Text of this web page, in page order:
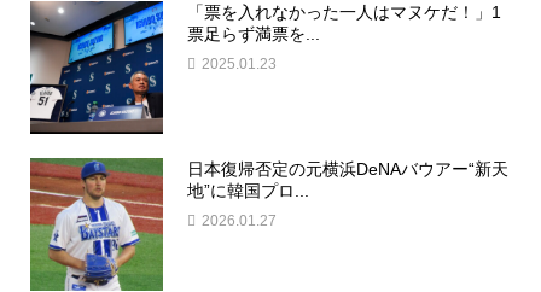
「票を入れなかった一人はマヌケだ！」1
票足らず満票を...
2025.01.23
日本復帰否定の元横浜DeNAバウアー“新天
地”に韓国プロ...
2026.01.27